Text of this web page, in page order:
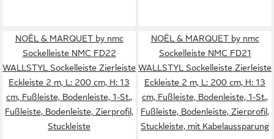
NOËL & MARQUET by nmc
Sockelleiste NMC FD22
WALLSTYL Sockelleiste Zierleiste
Eckleiste 2 m, L: 200 cm, H: 13
cm, Fußleiste, Bodenleiste, 1-St.,
Fußleiste, Bodenleiste, Zierprofil,
Stuckleiste
NOËL & MARQUET by nmc
Sockelleiste NMC FD21
WALLSTYL Sockelleiste Zierleiste
Eckleiste 2 m, L: 200 cm, H: 13
cm, Fußleiste, Bodenleiste, 1-St.,
Fußleiste, Bodenleiste, Zierprofil,
Stuckleiste, mit Kabelaussparung